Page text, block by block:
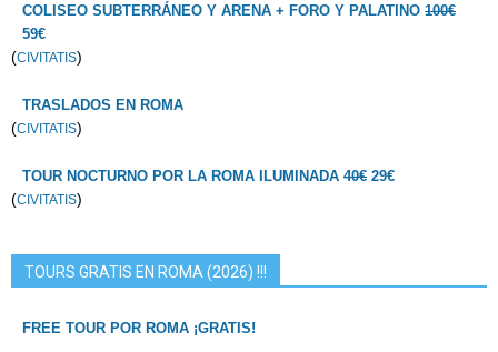
COLISEO SUBTERRÁNEO Y ARENA + FORO Y PALATINO 100€
59€
(CIVITATIS)
TRASLADOS EN ROMA
(CIVITATIS)
TOUR NOCTURNO POR LA ROMA ILUMINADA 40€ 29€
(CIVITATIS)
TOURS GRATIS EN ROMA (2026) !!!
FREE TOUR POR ROMA ¡GRATIS!